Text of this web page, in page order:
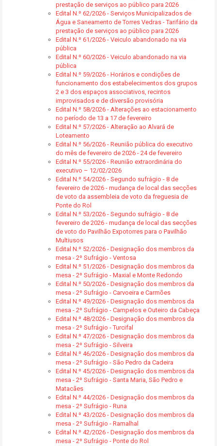
prestação de serviços ao público para 2026
Edital N.º 62/2026 - Serviços Municipalizados de
Água e Saneamento de Torres Vedras - Tarifário da
prestação de serviços ao público para 2026
Edital N.º 61/2026 - Veiculo abandonado na via
pública
Edital N.º 60/2026 - Veiculo abandonado na via
pública
Edital N.º 59/2026 - Horários e condições de
funcionamento dos estabelecimentos dos grupos
2 e 3 dos espaços associativos, recintos
improvisados e de diversão provisória
Edital N.º 58/2026 - Alterações ao estacionamento
no período de 13 a 17 de fevereiro
Edital N.º 57/2026 - Alteração ao Alvará de
Loteamento
Edital N.º 56/2026 - Reunião pública do executivo
do mês de fevereiro de 2026 - 24 de fevereiro
Edital N.º 55/2026 - Reunião extraordinária do
executivo – 12/02/2026
Edital N.º 54/2026 - Segundo sufrágio - 8 de
fevereiro de 2026 - mudança de local das secções
de voto da assembleia de voto da freguesia de
Ponte do Rol
Edital N.º 53/2026 - Segundo sufrágio - 8 de
fevereiro de 2026 - mudança de local das secções
de voto do Pavilhão Expotorres para o Pavilhão
Multiusos
Edital N.º 52/2026 - Designação dos membros da
mesa - 2º Sufrágio - Ventosa
Edital N.º 51/2026 - Designação dos membros da
mesa - 2º Sufrágio - Maxial e Monte Redondo
Edital N.º 50/2026 - Designação dos membros da
mesa - 2º Sufrágio - Carvoeira e Carmões
Edital N.º 49/2026 - Designação dos membros da
mesa - 2º Sufrágio - Campelos e Outeiro da Cabeça
Edital N.º 48/2026 - Designação dos membros da
mesa - 2º Sufrágio - Turcifal
Edital N.º 47/2026 - Designação dos membros da
mesa - 2º Sufrágio - Silveira
Edital N.º 46/2026 - Designação dos membros da
mesa - 2º Sufrágio - São Pedro da Cadeira
Edital N.º 45/2026 - Designação dos membros da
mesa - 2º Sufrágio - Santa Maria, São Pedro e
Matacães
Edital N.º 44/2026 - Designação dos membros da
mesa - 2º Sufrágio - Runa
Edital N.º 43/2026 - Designação dos membros da
mesa - 2º Sufrágio - Ramalhal
Edital N.º 42/2026 - Designação dos membros da
mesa - 2º Sufrágio - Ponte do Rol